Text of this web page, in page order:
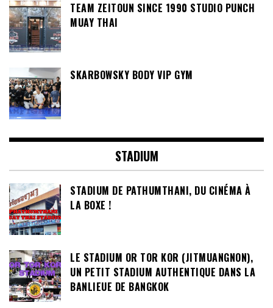
TEAM ZEITOUN SINCE 1990 STUDIO PUNCH
MUAY THAI
SKARBOWSKY BODY VIP GYM
STADIUM
STADIUM DE PATHUMTHANI, DU CINÉMA À
LA BOXE !
LE STADIUM OR TOR KOR (JITMUANGNON),
UN PETIT STADIUM AUTHENTIQUE DANS LA
BANLIEUE DE BANGKOK